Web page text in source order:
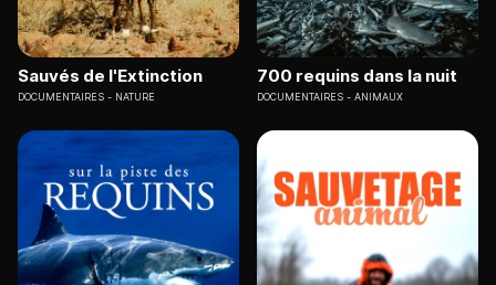
Sauvés de l'Extinction
DOCUMENTAIRES NATURE
700 requins dans la nuit
DOCUMENTAIRES ANIMAUX